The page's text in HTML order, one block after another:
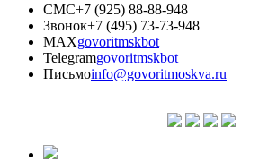
СМС+7 (925) 88-88-948
Звонок+7 (495) 73-73-948
MAXgovoritmskbot
Telegramgovoritmskbot
Письмоinfo@govoritmoskva.ru